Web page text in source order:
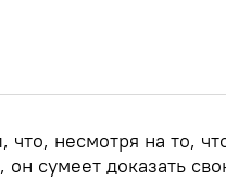
несмотря на то,
сумеет доказать